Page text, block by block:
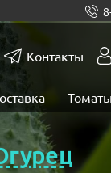
Контакты
Томаты